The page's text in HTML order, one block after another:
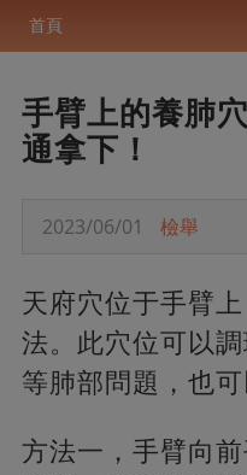
首頁
手臂上的養肺
通拿下！
2023/06/01 檢舉
天府穴位于手臂
法。此穴位可以
等肺部問題，也可
方法一，手臂向